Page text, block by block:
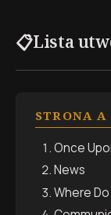
📋Lista
STRONA A
Once
News
Where